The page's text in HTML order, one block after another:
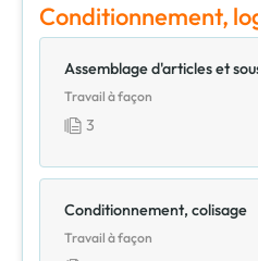
Conditionnement,
Assemblage d'articles et
Travail à façon
3
Conditionnement, colisage
Travail à façon